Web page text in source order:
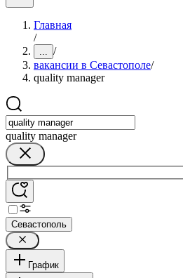
Главная
/
... /
вакансии в Севастополе/
quality manager
quality manager
Севастополь
График